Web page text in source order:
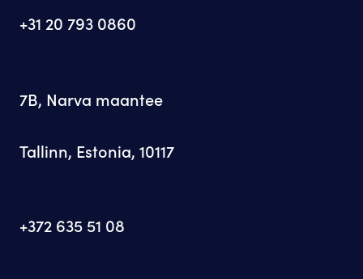
+31 20 793 0860
7B, Narva maantee
Tallinn, Estonia, 10117
+372 635 51 08